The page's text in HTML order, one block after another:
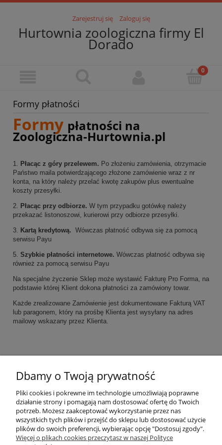
Zarejestruj się Zaloguj się
Hurtownia zoologiczna firmy El
Dorado
Formy płatności
Formy płatności na
Zoologiczna-Hurtownia.pl
1. Płacąc z góry przelewem. Po złożeniu zamówienia, otrzymacie
Państwo maila potwierdzającego złożone zamówienie wraz z nr
konta, na który należy przelać kwotę zakupów plus ewentualne
koszty przesyłki.
2. Płacąc przy odbiorze. W tym przypadku gotówkę należy
przekazać listonoszowi, kurierowi przy odbiorze przesyłki.
3. Kartą kredytową. Wówczas płatność odbywa się za pomocą
serwisu Payu
5. Szybkie płatności internetowe. Wówczas płatność odbywa się
również za pomocą serwisu Payu
Na specjalne życzenie Sklep może wystawić Fakturę Pro Forma, na
podstawie której Klient dokona płatności za zamówiony towar.
Każde zrealizowane Zamówienie jest dokumentowane Fakturą VAT
lub paragonem, który na prośbę Klienta jest wysyłany na adres
mailowy wskazany przez Klienta.
zespółZoologicznej Hurtowni
Pomoc
Moje konto
Dbamy o Twoją prywatność
Pliki cookies i pokrewne im technologie umożliwiają poprawne
działanie strony i pomagają nam dostosować ofertę do Twoich
potrzeb. Możesz zaakceptować wykorzystanie przez nas
wszystkich tych plików i przejść do sklepu lub dostosować użycie
plików do swoich preferencji, wybierając opcję "Dostosuj zgody".
Więcej o plikach cookies przeczytasz w naszej Polityce